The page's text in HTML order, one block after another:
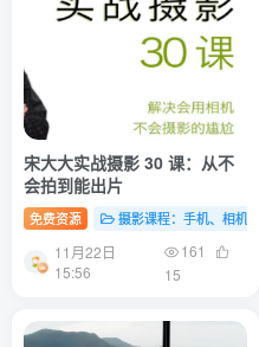
宋大大实战摄影 30 课：从不
会拍到能出片
免费资源 摄影课程：手机、相机
11月22日
15:56
161
15